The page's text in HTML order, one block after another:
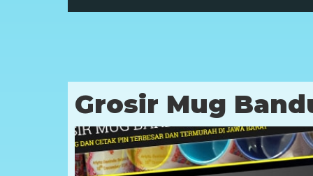
Grosir Mug